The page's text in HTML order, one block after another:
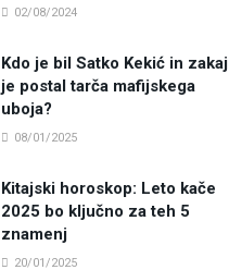
02/08/2024
Kdo je bil Satko Kekić in zakaj
je postal tarča mafijskega
uboja?
08/01/2025
Kitajski horoskop: Leto kače
2025 bo ključno za teh 5
znamenj
20/01/2025